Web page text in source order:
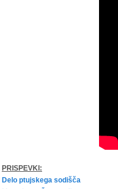
PRISPEVKI:
Delo ptujskega sodišča